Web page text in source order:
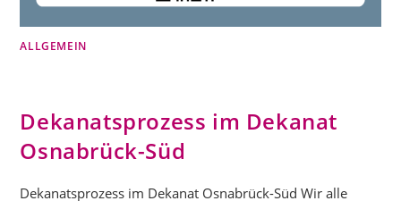
ALLGEMEIN
Dekanatsprozess im Dekanat
Osnabrück-Süd
Dekanatsprozess im Dekanat Osnabrück-Süd Wir alle